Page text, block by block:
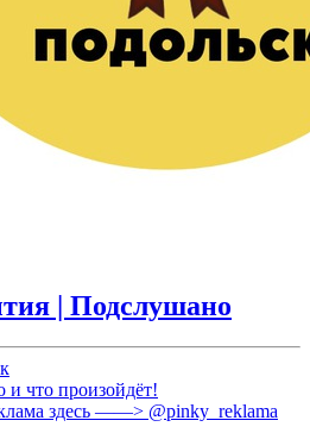
| Подслушано
и что произойдёт!
здесь ——> @pinky_reklama